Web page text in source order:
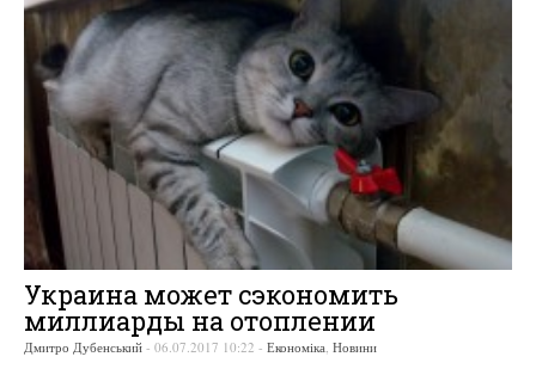
Украина может сэкономить
миллиарды на отоплении
Дмитро Дубенський - 06.07.2017 10:22 - Економіка, Новини